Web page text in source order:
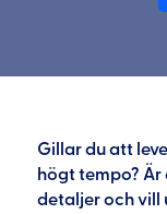
Gillar du att
högt tempo?
detaljer och vill